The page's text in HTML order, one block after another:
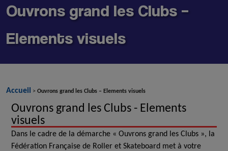
Ouvrons grand les Clubs –
Elements visuels
Accueil > Ouvrons grand les Clubs – Elements visuels
Ouvrons grand les Clubs - Elements
visuels
Dans le cadre de la démarche « Ouvrons grand les Clubs », la
Fédération Française de Roller et Skateboard met à votre